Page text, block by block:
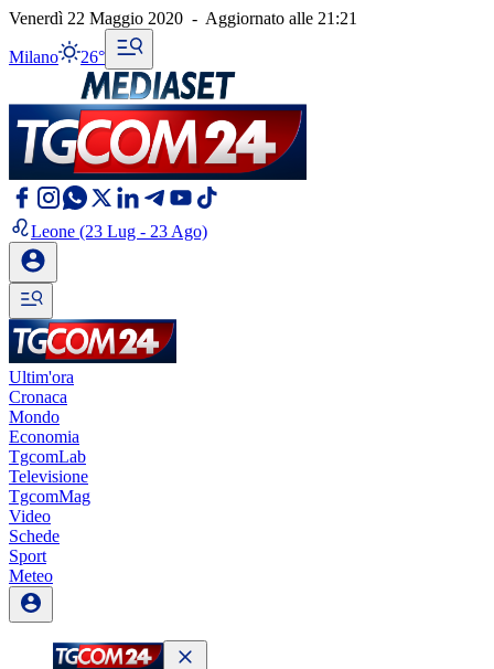
Venerdì 22 Maggio 2020 - Aggiornato alle 21:21
Milano 26°
Leone (23 Lug - 23 Ago)
Ultim'ora
Cronaca
Mondo
Economia
TgcomLab
Televisione
TgcomMag
Video
Schede
Sport
Meteo